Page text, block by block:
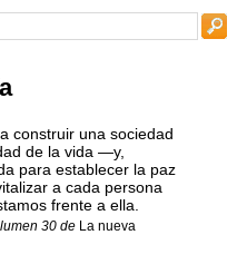
construir una sociedad
de la vida —y,
para establecer la paz
a cada persona
frente a ella.
30 de La nueva